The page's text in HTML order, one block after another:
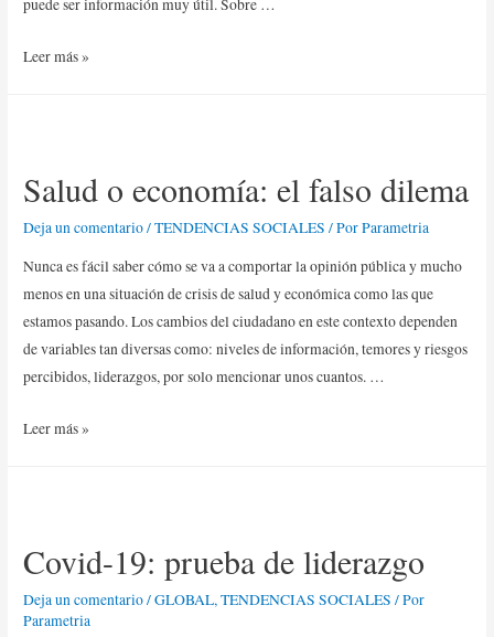
puede ser información muy útil. Sobre …
Leer más »
Salud o economía: el falso dilema
Deja un comentario/TENDENCIAS SOCIALES / PorParametria
Nunca es fácil saber cómo se va a comportar la opinión pública y mucho
menos en una situación de crisis de salud y económica como las que
estamos pasando. Los cambios del ciudadano en este contexto dependen
de variables tan diversas como: niveles de información, temores y riesgos
percibidos, liderazgos, por solo mencionar unos cuantos. …
Leer más »
Covid-19: prueba de liderazgo
Deja un comentario/GLOBAL,TENDENCIAS SOCIALES / Por
Parametria